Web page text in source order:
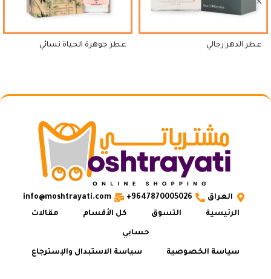
عطر الدهر رجالي عطر جوهرة الحياة نسائي
العراق 9647870005026+
info@moshtrayati.com
الرئيسية
التسوق كل الأقسام مقالات
حسابي
سياسة الخصوصية سياسة الاستبدال والإسترجاع